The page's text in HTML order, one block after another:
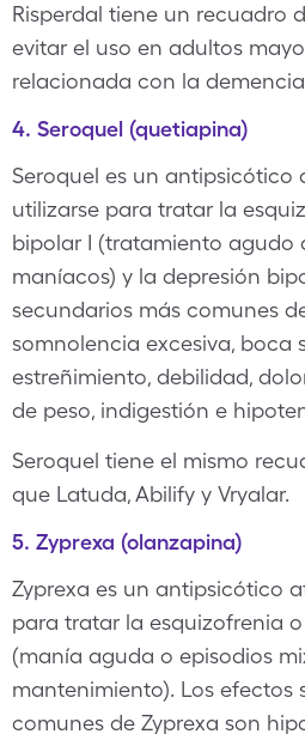
Risperdal tiene un recuadro
evitar el uso en adultos
relacionada con la
4. Seroquel (quetiapina)
Seroquel es un antipsicótico
utilizarse para tratar la
bipolar I (tratamiento agudo
maníacos) y la depresión
secundarios más comunes
somnolencia excesiva, boca
estreñimiento, debilidad,
de peso, indigestión e
Seroquel tiene el mismo
que Latuda, Abilify y Vryalar.
5. Zyprexa (olanzapina)
Zyprexa es un antipsicótico
para tratar la esquizofrenia
(manía aguda o episodios
mantenimiento). Los efectos
comunes de Zyprexa son